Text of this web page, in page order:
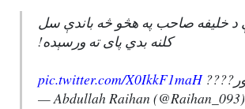
د خلیفه صاحب په هڅو څه باندې سل
کلنه بدي پای ته ورسېده!
pic.twitter.com/X0IkkF1maH
— Abdullah Raihan